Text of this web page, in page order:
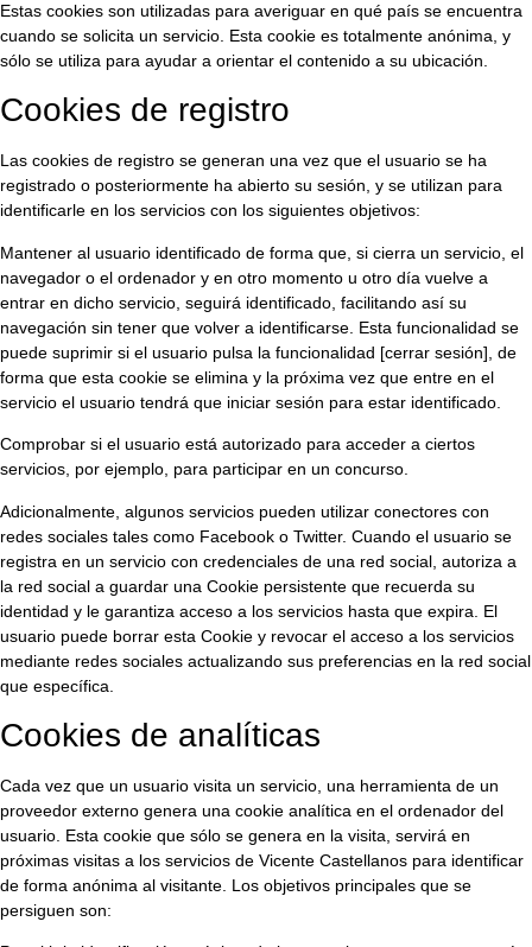
Estas cookies son utilizadas para averiguar en qué país se encuentra
cuando se solicita un servicio. Esta cookie es totalmente anónima, y
sólo se utiliza para ayudar a orientar el contenido a su ubicación.
Cookies de registro
Las cookies de registro se generan una vez que el usuario se ha
registrado o posteriormente ha abierto su sesión, y se utilizan para
identificarle en los servicios con los siguientes objetivos:
Mantener al usuario identificado de forma que, si cierra un servicio, el
navegador o el ordenador y en otro momento u otro día vuelve a
entrar en dicho servicio, seguirá identificado, facilitando así su
navegación sin tener que volver a identificarse. Esta funcionalidad se
puede suprimir si el usuario pulsa la funcionalidad [cerrar sesión], de
forma que esta cookie se elimina y la próxima vez que entre en el
servicio el usuario tendrá que iniciar sesión para estar identificado.
Comprobar si el usuario está autorizado para acceder a ciertos
servicios, por ejemplo, para participar en un concurso.
Adicionalmente, algunos servicios pueden utilizar conectores con
redes sociales tales como Facebook o Twitter. Cuando el usuario se
registra en un servicio con credenciales de una red social, autoriza a
la red social a guardar una Cookie persistente que recuerda su
identidad y le garantiza acceso a los servicios hasta que expira. El
usuario puede borrar esta Cookie y revocar el acceso a los servicios
mediante redes sociales actualizando sus preferencias en la red social
que específica.
Cookies de analíticas
Cada vez que un usuario visita un servicio, una herramienta de un
proveedor externo genera una cookie analítica en el ordenador del
usuario. Esta cookie que sólo se genera en la visita, servirá en
próximas visitas a los servicios de Vicente Castellanos para identificar
de forma anónima al visitante. Los objetivos principales que se
persiguen son: